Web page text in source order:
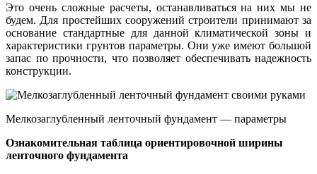
Это очень сложные расчеты, останавливаться на них мы не
будем. Для простейших сооружений строители принимают за
основание стандартные для данной климатической зоны и
характеристики грунтов параметры. Они уже имеют большой
запас по прочности, что позволяет обеспечивать надежность
конструкции.
Мелкозаглубленный ленточный фундамент — параметры
Ознакомительная таблица ориентировочной ширины
ленточного фундамента